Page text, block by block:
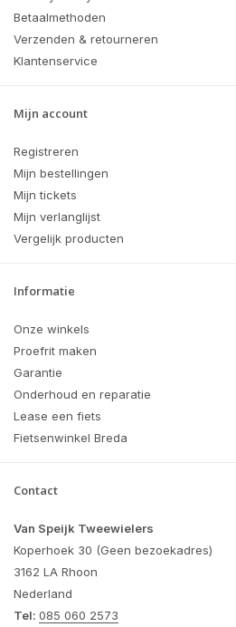
Betaalmethoden
Verzenden & retourneren
Klantenservice
Mijn account
Registreren
Mijn bestellingen
Mijn tickets
Mijn verlanglijst
Vergelijk producten
Informatie
Onze winkels
Proefrit maken
Garantie
Onderhoud en reparatie
Lease een fiets
Fietsenwinkel Breda
Contact
Van Speijk Tweewielers
Koperhoek 30 (Geen bezoekadres)
3162 LA Rhoon
Nederland
Tel: 085 060 2573